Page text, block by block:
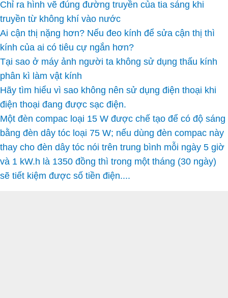
Chỉ ra hình vẽ đúng đường truyền của tia sáng khi
truyền từ không khí vào nước
Ai cận thị nặng hơn? Nếu đeo kính để sửa cận thị thì
kính của ai có tiêu cự ngắn hơn?
Tại sao ở máy ảnh người ta không sử dụng thấu kính
phân kì làm vật kính
Hãy tìm hiểu vì sao không nên sử dụng điện thoại khi
điện thoại đang được sạc điện.
Một đèn compac loại 15 W được chế tạo để có độ sáng
bằng đèn dây tóc loại 75 W; nếu dùng đèn compac này
thay cho đèn dây tóc nói trên trung bình mỗi ngày 5 giờ
và 1 kW.h là 1350 đồng thì trong một tháng (30 ngày)
sẽ tiết kiệm được số tiền điện....